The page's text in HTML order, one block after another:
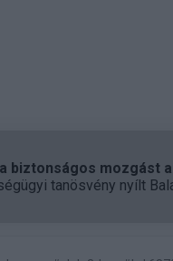
biztonságos mozgást
tanösvény nyílt